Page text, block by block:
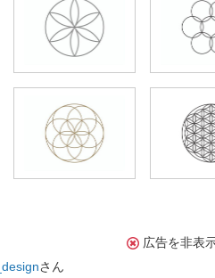
さん
広告を非表